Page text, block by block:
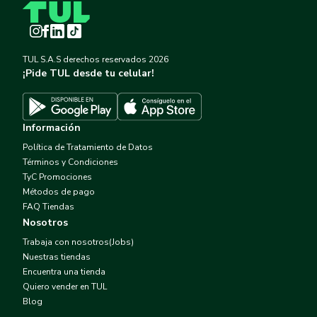
Instagram
Facebook
LinkedInTikTok
TUL S.A.S derechos reservados 2026
¡Pide TUL desde tu celular!
Descargar TUL en Google Play
Información
Política de Tratamiento de Datos
Términos y Condiciones
TyC Promociones
Métodos de pago
FAQ Tiendas
Nosotros
Trabaja con nosotros(Jobs)
Nuestras tiendas
Encuentra una tienda
Quiero vender en TUL
Blog